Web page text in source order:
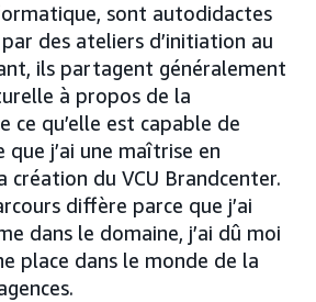
sont autodidactes
des ateliers d’initiation au
ils partagent généralement
à propos de la
ce qu’elle est capable de
j’ai une maîtrise en
création du VCU Brandcenter.
diffère parce que j’ai
dans le domaine, j’ai dû moi
place dans le monde de la